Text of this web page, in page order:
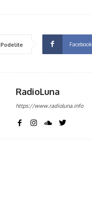
Podelite Facebook
RadioLuna
https://www.radioluna.info